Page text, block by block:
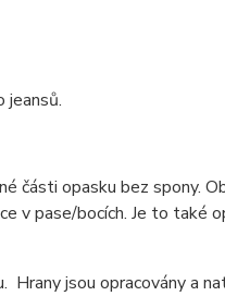
jeansů.
části opasku bez spony.
v pase/bocích. Je to také
jsou opracovány a